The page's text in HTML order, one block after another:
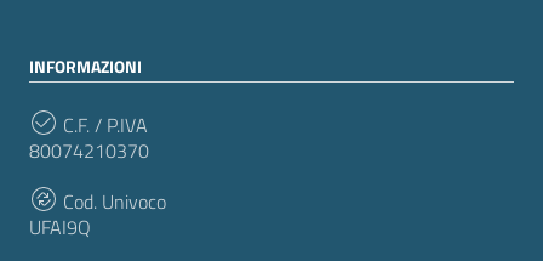
INFORMAZIONI
C.F. / P.IVA
80074210370
Cod. Univoco
UFAI9Q